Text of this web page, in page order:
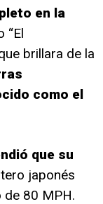
en la
“El
brillara de la
como el
que su
japonés
de 80 MPH.